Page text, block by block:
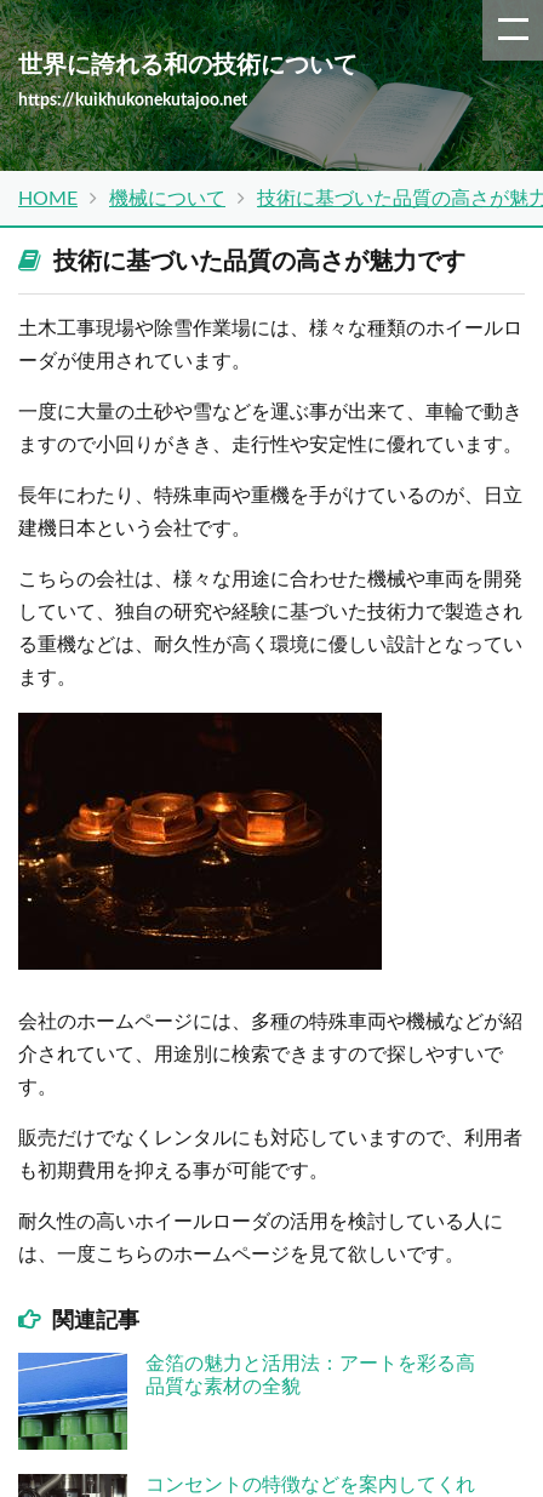
世界に誇れる和の技術について
https://kuikhukonekutajoo.net
HOME 機械について 技術に基づいた品質の高さが魅
技術に基づいた品質の高さが魅力です
土木工事現場や除雪作業場には、様々な種類のホイールロ
ーダが使用されています。
一度に大量の土砂や雪などを運ぶ事が出来て、車輪で動き
ますので小回りがきき、走行性や安定性に優れています。
長年にわたり、特殊車両や重機を手がけているのが、日立
建機日本という会社です。
こちらの会社は、様々な用途に合わせた機械や車両を開発
していて、独自の研究や経験に基づいた技術力で製造され
る重機などは、耐久性が高く環境に優しい設計となってい
ます。
会社のホームページには、多種の特殊車両や機械などが紹
介されていて、用途別に検索できますので探しやすいで
す。
販売だけでなくレンタルにも対応していますので、利用者
も初期費用を抑える事が可能です。
耐久性の高いホイールローダの活用を検討している人に
は、一度こちらのホームページを見て欲しいです。
関連記事
金箔の魅力と活用法：アートを彩る高
品質な素材の全貌
コンセントの特徴などを案内してくれ